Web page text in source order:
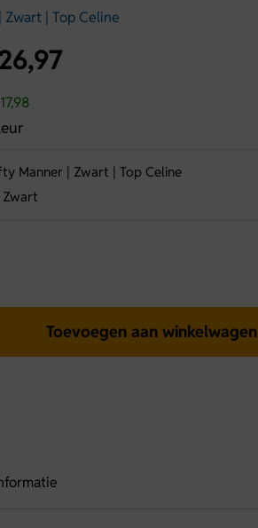
| Top Celine
Manner | Zwart | Top Celine
Zwart
Toevoegen aan winkelwagen